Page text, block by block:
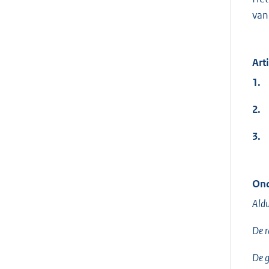
1.
2.
3.
De
De